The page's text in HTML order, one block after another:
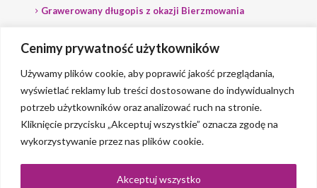
Cenimy prywatność użytkowników
Używamy plików cookie, aby poprawić jakość przeglądania,
wyświetlać reklamy lub treści dostosowane do indywidualnych
potrzeb użytkowników oraz analizować ruch na stronie.
Kliknięcie przycisku „Akceptuj wszystkie” oznacza zgodę na
wykorzystywanie przez nas plików cookie.
Akceptuj wszystko
Grawerowany długopis z okazji Bierzmowania
Grawerowany długopis dla Polityka
© 2023 Grawerlik |2QBS